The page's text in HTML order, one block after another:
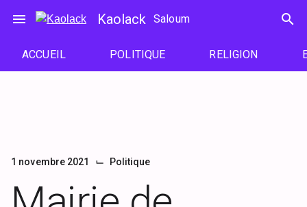
menu Kaolack Saloum search
ACCUEIL POLITIQUE RELIGION
1 novembre 2021 ⌙ Politique